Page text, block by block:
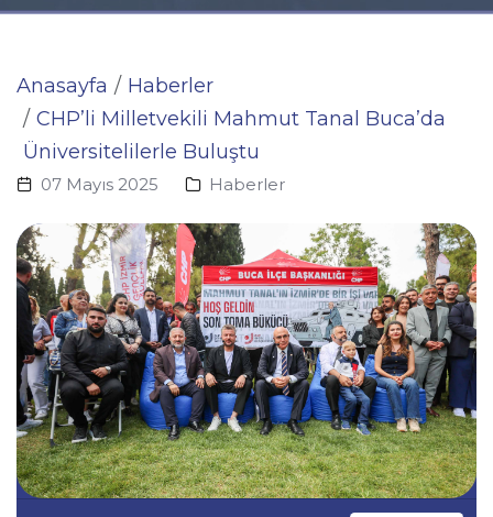
Anasayfa
Haberler
CHP’li Milletvekili Mahmut Tanal Buca’da
Üniversitelilerle Buluştu
07 Mayıs 2025 Haberler